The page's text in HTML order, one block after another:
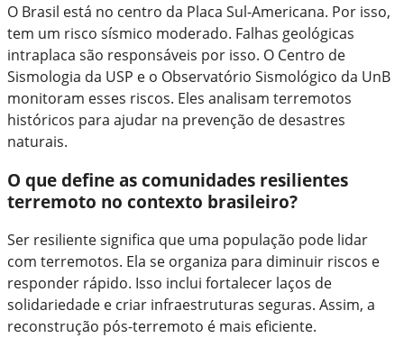
O Brasil está no centro da Placa Sul-Americana. Por isso,
tem um risco sísmico moderado. Falhas geológicas
intraplaca são responsáveis por isso. O Centro de
Sismologia da USP e o Observatório Sismológico da UnB
monitoram esses riscos. Eles analisam terremotos
históricos para ajudar na prevenção de desastres
naturais.
O que define as comunidades resilientes
terremoto no contexto brasileiro?
Ser resiliente significa que uma população pode lidar
com terremotos. Ela se organiza para diminuir riscos e
responder rápido. Isso inclui fortalecer laços de
solidariedade e criar infraestruturas seguras. Assim, a
reconstrução pós-terremoto é mais eficiente.